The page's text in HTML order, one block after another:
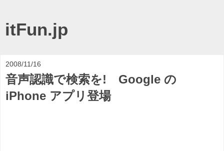
itFun.jp
2008/11/16
音声認識で検索を! Google の
iPhone アプリ登場